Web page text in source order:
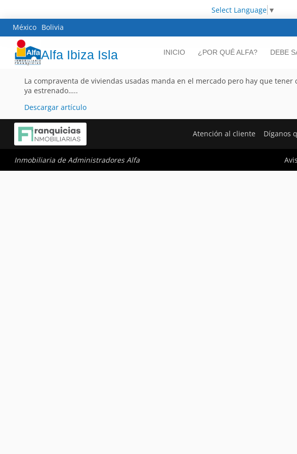
Select Language ▼
México Bolivia
Alfa Ibiza Isla INICIO ¿POR QUÉ ALFA? DEBE
La compraventa de viviendas usadas manda en el mercado pero hay que
ya estrenado…..
Descargar artículo
Atención al cliente Díganos
Inmobiliaria de Administradores Alfa